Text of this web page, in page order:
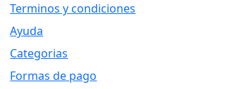
Terminos y condiciones
Ayuda
Categorias
Formas de pago